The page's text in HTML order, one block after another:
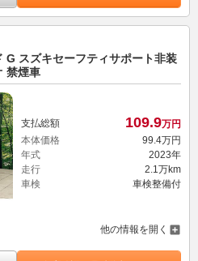
G スズキセーフティサポート非装
禁煙車
支払総額 109.9万円
本体価格
99. 4万円
年式
2023年
走行
2.1万km
車検
車検整備付
他の情報を開く